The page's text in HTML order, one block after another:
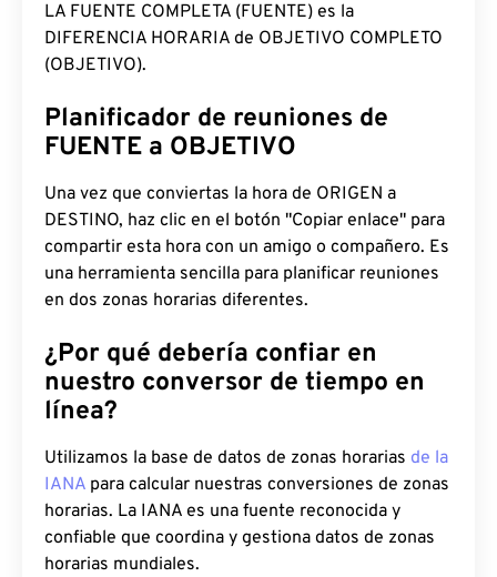
LA FUENTE COMPLETA (FUENTE) es la
DIFERENCIA HORARIA de OBJETIVO COMPLETO
(OBJETIVO).
Planificador de reuniones de
FUENTE a OBJETIVO
Una vez que conviertas la hora de ORIGEN a
DESTINO, haz clic en el botón "Copiar enlace" para
compartir esta hora con un amigo o compañero. Es
una herramienta sencilla para planificar reuniones
en dos zonas horarias diferentes.
¿Por qué debería confiar en
nuestro conversor de tiempo en
línea?
Utilizamos la base de datos de zonas horarias de la
IANA para calcular nuestras conversiones de zonas
horarias. La IANA es una fuente reconocida y
confiable que coordina y gestiona datos de zonas
horarias mundiales.